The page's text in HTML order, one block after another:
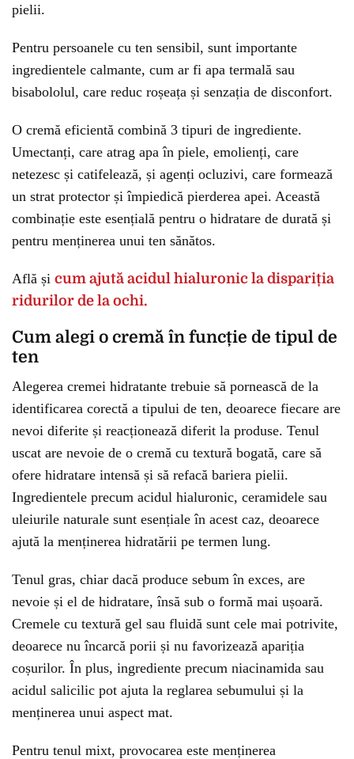
pielii.
Pentru persoanele cu ten sensibil, sunt importante
ingredientele calmante, cum ar fi apa termală sau
bisabololul, care reduc roșeața și senzația de disconfort.
O cremă eficientă combină 3 tipuri de ingrediente.
Umectanți, care atrag apa în piele, emolienți, care
netezesc și catifelează, și agenți ocluzivi, care formează
un strat protector și împiedică pierderea apei. Această
combinație este esențială pentru o hidratare de durată și
pentru menținerea unui ten sănătos.
Află și cum ajută acidul hialuronic la dispariția
ridurilor de la ochi.
Cum alegi o cremă în funcție de tipul de
ten
Alegerea cremei hidratante trebuie să pornească de la
identificarea corectă a tipului de ten, deoarece fiecare are
nevoi diferite și reacționează diferit la produse. Tenul
uscat are nevoie de o cremă cu textură bogată, care să
ofere hidratare intensă și să refacă bariera pielii.
Ingredientele precum acidul hialuronic, ceramidele sau
uleiurile naturale sunt esențiale în acest caz, deoarece
ajută la menținerea hidratării pe termen lung.
Tenul gras, chiar dacă produce sebum în exces, are
nevoie și el de hidratare, însă sub o formă mai ușoară.
Cremele cu textură gel sau fluidă sunt cele mai potrivite,
deoarece nu încarcă porii și nu favorizează apariția
coșurilor. În plus, ingrediente precum niacinamida sau
acidul salicilic pot ajuta la reglarea sebumului și la
menținerea unui aspect mat.
Pentru tenul mixt, provocarea este menținerea